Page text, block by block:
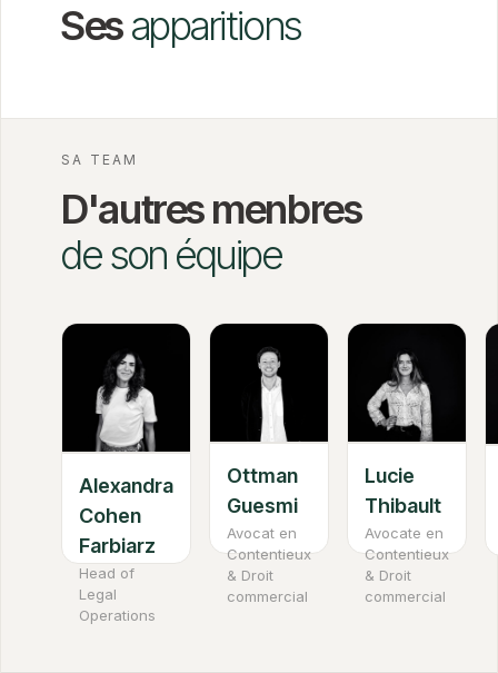
Sesapparitions
SA TEAM
D'autres menbres
de son équipe
Alexandra
Cohen
Farbiarz
Head of
Legal
Operations
Ottman
Guesmi
Avocat en
Contentieux
& Droit
commercial
Lucie
Thibault
Avocate en
Contentieux
& Droit
commercial